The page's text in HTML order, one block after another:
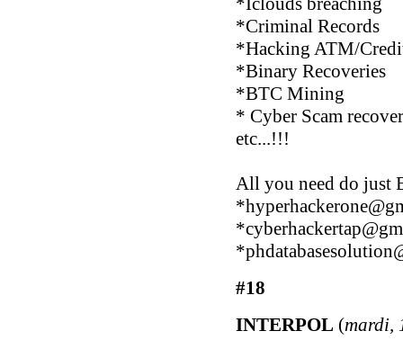
*Criminal Records
*Hacking ATM/
*Binary Recoveries
*BTC Mining
* Cyber Scam
etc...!!!
All you need do just
*
*
*
#18
INTERPOL (mardi,